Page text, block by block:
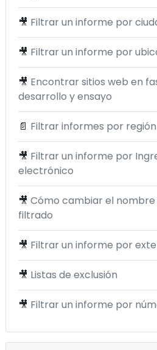
🎥 Filtrar un informe por
🎥 Filtrar un informe por
🎥 Encontrar sitios web en
desarrollo y ensayo
📄 Filtrar informes por región
🎥 Filtrar un informe por
electrónico
🎥 Cómo cambiar el
filtrado
🎥 Filtrar un informe por
🎥 Listas de exclusión
🎥 Filtrar un informe por